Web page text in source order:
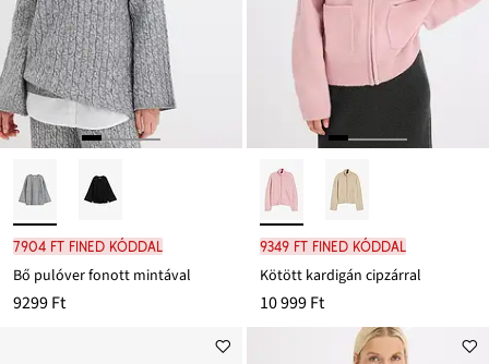
7904 Ft FINED kóddal
Bő pulóver fonott mintával
9299 Ft
9349 Ft FINED kóddal
Kötött kardigán cipzárral
10 999 Ft